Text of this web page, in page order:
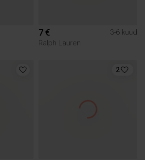
7 €
3-6 kuud
Ralph Lauren
2